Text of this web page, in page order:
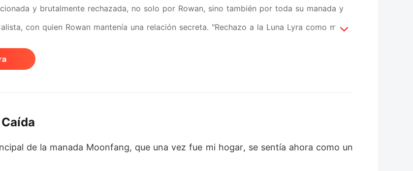
y brutalmente rechazada, no solo por Rowan, sino también por toda su manada y
con quien Rowan mantenía una relación secreta. "Rechazo a la Luna Lyra como mi
en la cama con un extraño, lo que significa que traicionaría a la manada. El
es la muerte", anunció el Alfa Rowan sin piedad. Los cánticos de los miembros de la
al darse cuenta de que el Alfa Mikail era su compañero de segunda oportunidad,
de la manada Moonfang, que una vez fue mi hogar, se sentía ahora como un